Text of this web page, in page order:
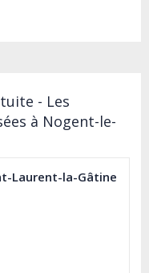
- Les
à Nogent-le-
Laurent-la-Gâtine